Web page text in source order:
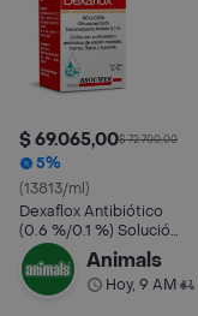
$ 69.065,00$ 72.700,00
5%
(13813/ml)
Dexaflox Antibiótico
(0.6 %/0.1 %) Solución
para Perros-Gatos y
Equinos
Animals
Hoy, 9 AM•